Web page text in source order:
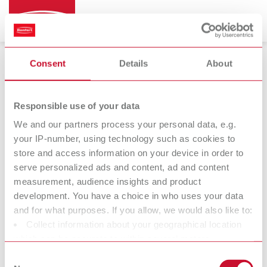
Consent Details About
Responsible use of your data
We and our partners process your personal data, e.g.
your IP-number, using technology such as cookies to
store and access information on your device in order to
serve personalized ads and content, ad and content
measurement, audience insights and product
development. You have a choice in who uses your data
and for what purposes. If you allow, we would also like to:
Collect information about your geographical location
Recortadoras de interiores
Millo
Recortadora de interiores
Millo pro
Recortadora de interiores
Nosotros en Renfert deseamos facilitarles el trabajo a los
técnicos de laboratorio y dentistas, y facilitarles un flujo de
intentamos en todo momento comprender la forma de trabajo y
las necesidades tanto del laboratorio como de la clínica. El